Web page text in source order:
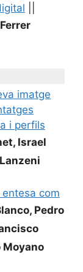
imatge
i perfils
Israel
com
Pedro
Moyano